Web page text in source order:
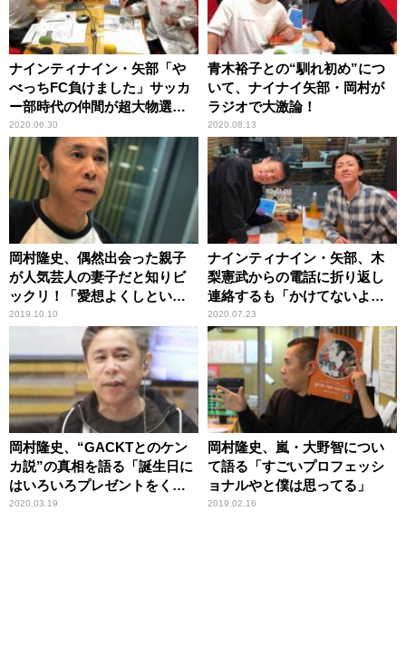
ナインティナイン・矢部「や
べっちFC負けました」サッカ
ー部時代の仲間が超大物選手
と友人関係だった
2020.06.30
青木裕子との“馴れ初め”につ
いて、ナイナイ矢部・岡村が
ラジオで大激論！
2020.08.13
岡村隆史、偶然出会った親子
が人気芸人の妻子だと知りビ
ックリ！「愛想よくしといて
良かった」
2019.10.10
ナインティナイン・矢部、木
梨憲武からの電話に折り返し
連絡するも「かけてないよ」
と言われ戸惑う
2020.07.23
岡村隆史、“GACKTとのケン
カ説”の真相を語る「誕生日に
はいろいろプレゼントをくれ
る」
2020.03.19
岡村隆史、嵐・大野智につい
て語る「すごいプロフェッシ
ョナルやと僕は思ってる」
2019.02.16